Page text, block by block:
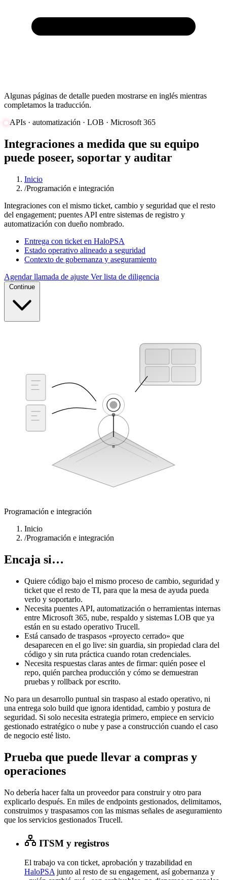
Algunas páginas de detalle pueden mostrarse en inglés mientras
completamos la traducción.
APIs · automatización · LOB · Microsoft 365
Integraciones a medida que su equipo
puede poseer, soportar y auditar
Inicio
/Programación e integración
Integraciones con el mismo ticket, cambio y seguridad que el resto
del engagement; puentes API entre sistemas de registro y
automatización con dueño nombrado.
Entrega con ticket en HaloPSA
Estado operativo alineado a seguridad
Contexto de gobernanza y aseguramiento
Agendar llamada de ajuste Ver lista de diligencia
Continue
Auto
Programación e integración
Inicio
/Programación e integración
Encaja si…
Quiere código bajo el mismo proceso de cambio, seguridad y
ticket que el resto de TI, para que la mesa de ayuda pueda
verlo y soportarlo.
Necesita puentes API, automatización o herramientas internas
entre Microsoft 365, nube, respaldo y sistemas LOB que ya
están en su estado operativo Trucell.
Está cansado de traspasos «proyecto cerrado» que
desaparecen en el go live: sin guardia, sin propiedad clara del
código y sin ruta práctica cuando rotan credenciales.
Necesita respuestas claras antes de firmar: quién posee el
repo, quién parchea producción y cómo se demuestran
pruebas y rollback por escrito.
No para un desarrollo puntual sin traspaso al estado operativo, ni
una entrega solo build que ignora identidad, cambio y postura de
seguridad. Si solo necesita estrategia primero, empiece en servicio
gestionado estratégico o nube y pase a construcción cuando el caso
de negocio esté listo.
Prueba que puede llevar a compras y
operaciones
No debería hacer falta un proveedor para construir y otro para
explicarlo después. En miles de endpoints gestionados, delimitamos,
construimos y traspasamos con las mismas señales de aseguramiento
que los servicios gestionados Trucell.
ITSM y registros
El trabajo va con ticket, aprobación y trazabilidad en
HaloPSAjunto al resto de su engagement, así gobernanza y